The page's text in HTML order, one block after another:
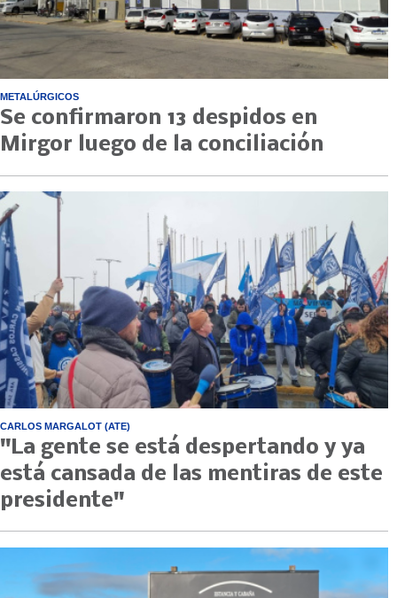
METALÚRGICOS
Se confirmaron 13 despidos en
Mirgor luego de la conciliación
CARLOS MARGALOT (ATE)
"La gente se está despertando y ya
está cansada de las mentiras de este
presidente"